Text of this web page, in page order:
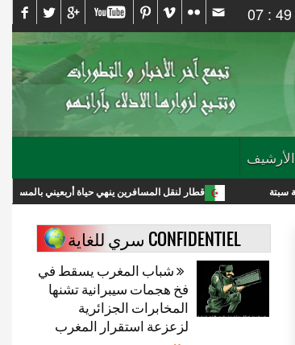
الأرشيف
قطار لنقل المسافرين ينهي حياة أربعيني بالمسيلة
CONFIDENTIEL سري للغاية
شباب المغرب يسقط في
فخ هجمات سيبرانية تشنها
المخابرات الجزائرية
لزعزعة استقرار المغرب